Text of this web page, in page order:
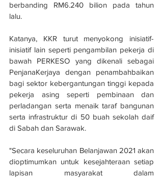
berbanding RM6.240 bilion pada tahun
lalu.
Katanya, KKR turut menyokong inisiatif-
inisiatif lain seperti pengambilan pekerja di
bawah PERKESO yang dikenali sebagai
PenjanaKerjaya dengan penambahbaikan
bagi sektor kebergantungan tinggi kepada
pekerja asing seperti pembinaan dan
perladangan serta menaik taraf bangunan
serta infrastruktur di 50 buah sekolah daif
di Sabah dan Sarawak.
"Secara keseluruhan Belanjawan 2021 akan
dioptimumkan untuk kesejahteraan setiap
lapisan masyarakat dalam